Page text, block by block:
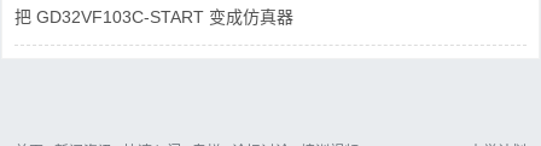
把 GD32VF103C-START 变成仿真器